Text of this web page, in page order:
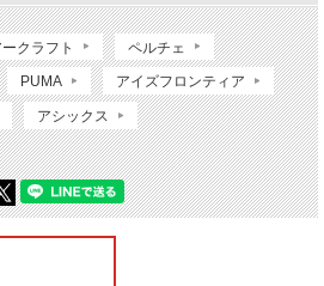
クラフト ペルチェ
PUMA アイズフロンティア
アシックス